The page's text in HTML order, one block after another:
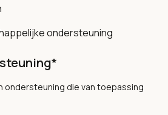
ondersteuning
ondersteuning die van toepassing